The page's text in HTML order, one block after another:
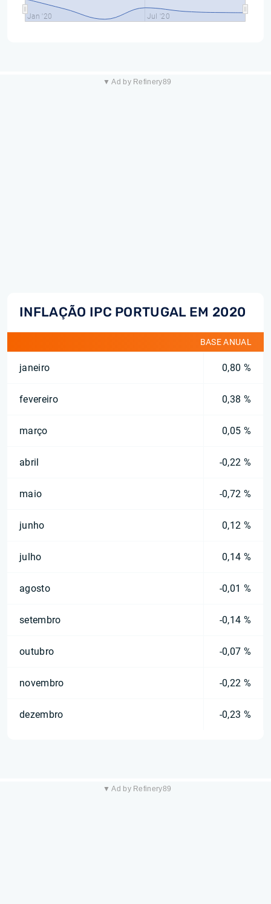
Jan '20 Jul '20
▼ Ad by Refinery89
INFLAÇÃO IPC PORTUGAL EM 2020
BASE ANUAL
janeiro 0,80 %
fevereiro 0,38 %
março 0,05 %
abril -0,22 %
maio -0,72 %
junho 0,12 %
julho 0,14 %
agosto -0,01 %
setembro -0,14 %
outubro -0,07 %
novembro -0,22 %
dezembro -0,23 %
▼ Ad by Refinery89